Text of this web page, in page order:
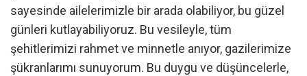
sayesinde ailelerimizle bir arada olabiliyor, bu güzel
günleri kutlayabiliyoruz. Bu vesileyle, tüm
şehitlerimizi rahmet ve minnetle anıyor, gazilerimize
şükranlarımı sunuyorum. Bu duygu ve düşüncelerle,